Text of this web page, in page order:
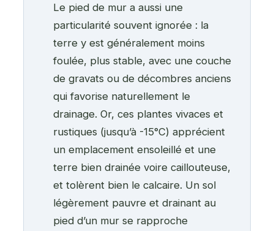
Le pied de mur a aussi une
particularité souvent ignorée : la
terre y est généralement moins
foulée, plus stable, avec une couche
de gravats ou de décombres anciens
qui favorise naturellement le
drainage. Or, ces plantes vivaces et
rustiques (jusqu’à -15°C) apprécient
un emplacement ensoleillé et une
terre bien drainée voire caillouteuse,
et tolèrent bien le calcaire. Un sol
légèrement pauvre et drainant au
pied d’un mur se rapproche